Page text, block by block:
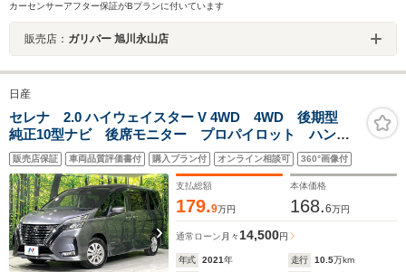
カーセンサーアフター保証がBプランに付いています
販売店： ガリバー 旭川永山店
日産
セレナ 2.0 ハイウェイスター V 4WD 4WD 後期型
純正10型ナビ 後席モニター プロパイロット ハンズ
フリー両側電動ドア 全周囲カメラ 衝突軽減 デジタ
ルインナーミラー 純正16インチAW CD DVD
Bluetooth
販売店保証 車両品質評価書付 購入プラン付 オンライン相談可 360°画像付
支払総額
179.9万円
本体価格
168.6万円
通常ローン 月々 14,500円
年式 2021年 走行 10.5万km